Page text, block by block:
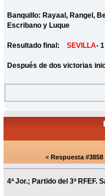
Banquillo: Rayaal, Rangel,
Escribano y Luque
Resultado final: SEVILLA-
Después de dos victorias
« Respuesta #3858
4ª Jor.; Partido del 3ª RFEF.